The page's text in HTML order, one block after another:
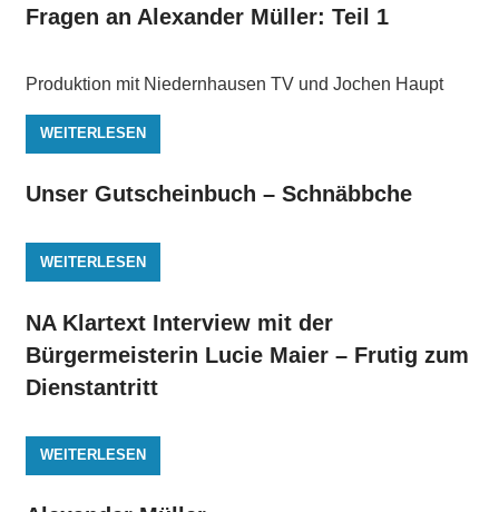
Fragen an Alexander Müller: Teil 1
Produktion mit Niedernhausen TV und Jochen Haupt
WEITERLESEN
Unser Gutscheinbuch – Schnäbbche
WEITERLESEN
NA Klartext Interview mit der
Bürgermeisterin Lucie Maier – Frutig zum
Dienstantritt
WEITERLESEN